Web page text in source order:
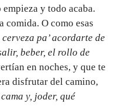
y todo acaba.
comida. O como esas
pa’ acordarte de
beber, el rollo de
en noches, y que te
disfrutar del camino,
y, joder, qué